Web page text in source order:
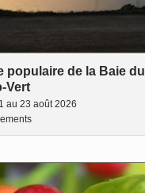
populaire de la Baie du
Vert
au 23 août 2026